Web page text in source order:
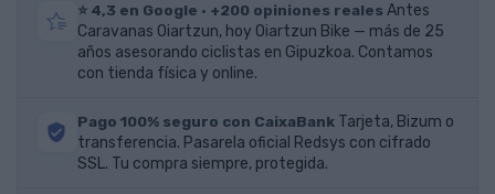
⭐ 4,3 en Google · +200 opiniones reales Antes
Caravanas Oiartzun, hoy Oiartzun Bike — más de 25
años asesorando ciclistas en Gipuzkoa. Contamos
con tienda física y online.
Pago 100% seguro con CaixaBank Tarjeta, Bizum o
transferencia. Pasarela oficial Redsys con cifrado
SSL. Tu compra siempre, protegida.